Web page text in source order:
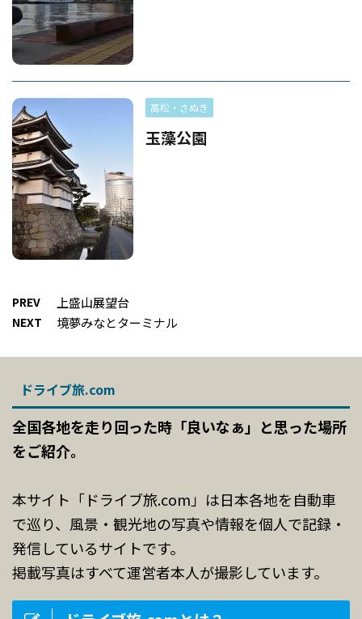
高松・さぬき
玉藻公園
PREV 上盛山展望台
NEXT 境夢みなとターミナル
ドライブ旅.com
全国各地を走り回った時「良いなぁ」と思った場所
をご紹介。
本サイト「ドライブ旅.com」は日本各地を自動車
で巡り、風景・観光地の写真や情報を個人で記録・
発信しているサイトです。
掲載写真はすべて運営者本人が撮影しています。